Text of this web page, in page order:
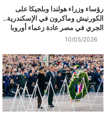
رؤساء وزراء هولندا وبلجيكا على
الكورنيش وماكرون في الإسكندرية..
الجري في مصر عادة زعماء أوروبا
10/05/2026